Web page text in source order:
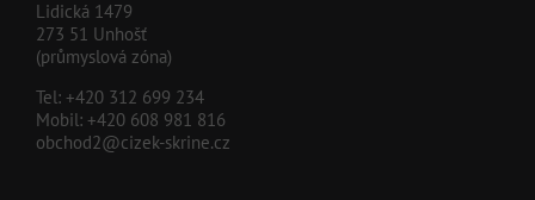
Lidická 1479
273 51 Unhošť
(průmyslová zóna)
Tel: +420 312 699 234
Mobil: +420 608 981 816
obchod2@cizek-skrine.cz